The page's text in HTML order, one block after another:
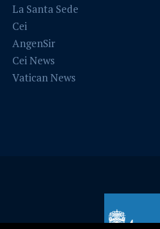
La Santa Sede
Cei
AngenSir
Cei News
Vatican News